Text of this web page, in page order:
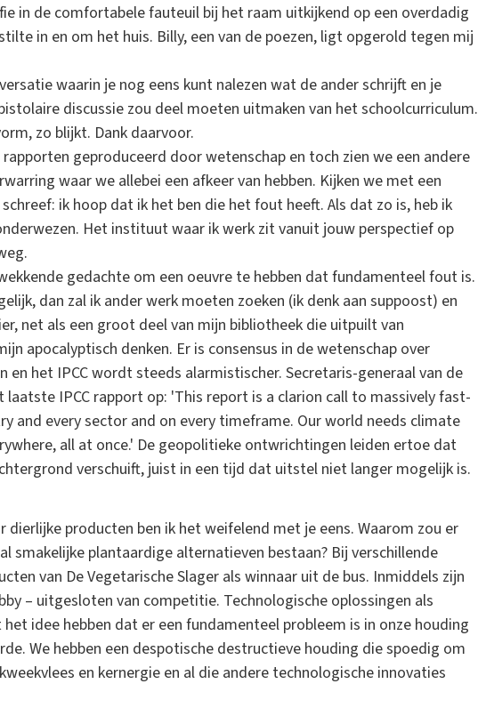
in de comfortabele fauteuil bij het raam uitkijkend op een overdadig
in en om het huis. Billy, een van de poezen, ligt opgerold tegen mij
waarin je nog eens kunt nalezen wat de ander schrijft en je
discussie zou deel moeten uitmaken van het schoolcurriculum.
zo blijkt. Dank daarvoor.
geproduceerd door wetenschap en toch zien we een andere
waar we allebei een afkeer van hebben. Kijken we met een
ik hoop dat ik het ben die het fout heeft. Als dat zo is, heb ik
Het instituut waar ik werk zit vanuit jouw perspectief op
gedachte om een oeuvre te hebben dat fundamenteel fout is.
dan zal ik ander werk moeten zoeken (ik denk aan suppoost) en
net als een groot deel van mijn bibliotheek die uitpuilt van
apocalyptisch denken. Er is consensus in de wetenschap over
het IPCC wordt steeds alarmistischer. Secretaris-generaal van de
IPCC rapport op: 'This report is a clarion call to massively fast-
and every sector and on every timeframe. Our world needs climate
all at once.' De geopolitieke ontwrichtingen leiden ertoe dat
verschuift, juist in een tijd dat uitstel niet langer mogelijk is.
dierlijke producten ben ik het weifelend met je eens. Waarom zou er
smakelijke plantaardige alternatieven bestaan? Bij verschillende
van De Vegetarische Slager als winnaar uit de bus. Inmiddels zijn
– uitgesloten van competitie. Technologische oplossingen als
idee hebben dat er een fundamenteel probleem is in onze houding
We hebben een despotische destructieve houding die spoedig om
en kernergie en al die andere technologische innovaties